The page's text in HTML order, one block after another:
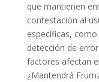
que mantienen
contestación al
específicas,
detección de
factores afectan
¿Mantendrá